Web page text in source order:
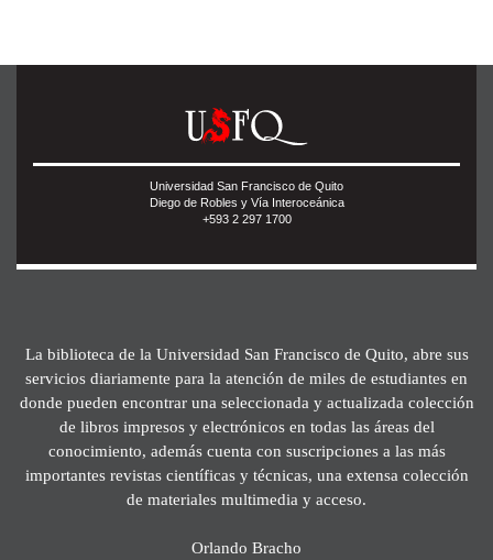
Universidad San Francisco de Quito
Diego de Robles y Vía Interoceánica
+593 2 297 1700
La biblioteca de la Universidad San Francisco de Quito, abre sus
servicios diariamente para la atención de miles de estudiantes en
donde pueden encontrar una seleccionada y actualizada colección
de libros impresos y electrónicos en todas las áreas del
conocimiento, además cuenta con suscripciones a las más
importantes revistas científicas y técnicas, una extensa colección
de materiales multimedia y acceso.
Orlando Bracho